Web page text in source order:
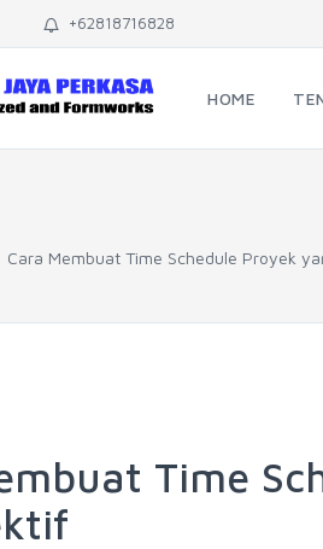
+62818716828
HOME
Cara Membuat Time Schedule Proyek
Time